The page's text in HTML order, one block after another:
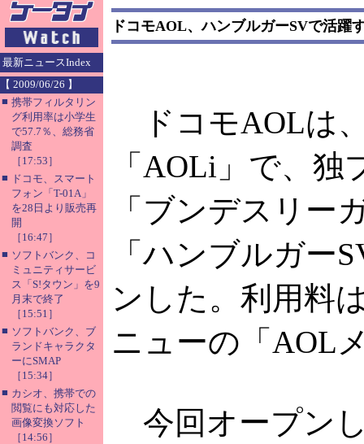
最新ニュースIndex
【 2009/06/26 】
■ 携帯フィルタリン
グ利用率は小学生
で57.7％、総務省
調査
［17:53］
■ ドコモ、スマート
フォン「T-01A」
を28日より販売再
開
［16:47］
■ ソフトバンク、コ
ミュニティサービ
ス「S!タウン」を9
月末で終了
［15:51］
■ ソフトバンク、ブ
ランドキャラクタ
ーにSMAP
［15:34］
■ カシオ、携帯での
閲覧にも対応した
画像変換ソフト
［14:56］
ドコモAOL、ハンブルガーSVで活躍
ドコモAOLは
「AOLi」で、
「ブンデスリー
「ハンブルガー
ンした。利用料
ニューの「AOL
今回オープン